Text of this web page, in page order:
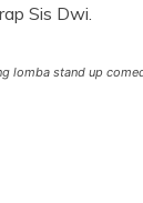
Sis Dwi.
lomba stand up